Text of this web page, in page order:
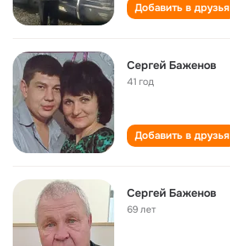
Добавить в друзья
Сергей Баженов
41 год
Добавить в друзья
Сергей Баженов
69 лет